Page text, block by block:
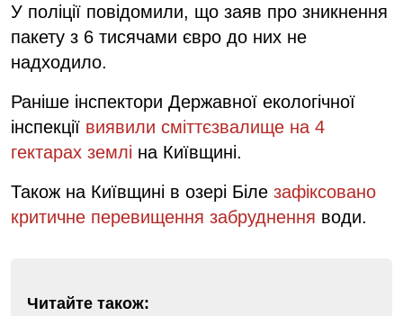
У поліції повідомили, що заяв про зникнення
пакету з 6 тисячами євро до них не
надходило.
Раніше інспектори Державної екологічної
інспекції виявили сміттєзвалище на 4
гектарах землі на Київщині.
Також на Київщині в озері Біле зафіксовано
критичне перевищення забруднення води.
Читайте також: